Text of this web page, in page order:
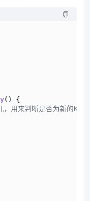
( ) {
用来判断是否为新的K线
持仓